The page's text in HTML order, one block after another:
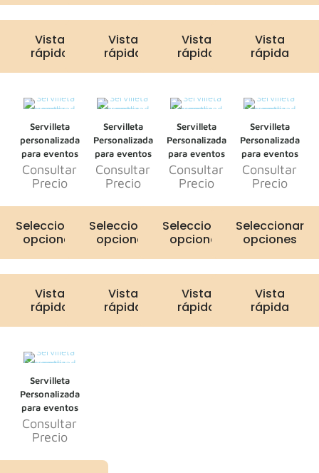
Vista
rápida
Vista
rápida
Vista
rápida
Vista
rápida
Servilleta
personalizada
para eventos
Consultar
Precio
Seleccionar
opciones
Vista
rápida
Servilleta
Personalizada
para eventos
Consultar
Precio
Seleccionar
opciones
Vista
rápida
Servilleta
Personalizada
para eventos
Consultar
Precio
Seleccionar
opciones
Vista
rápida
Servilleta
Personalizada
para eventos
Consultar
Precio
Seleccionar
opciones
Vista
rápida
Servilleta
Personalizada
para eventos
Consultar
Precio